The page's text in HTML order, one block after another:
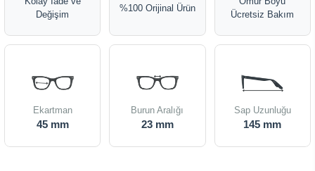
Değişim
%100 Orijinal Ürün
Ücretsiz Bakım
Ekartman
45 mm
Burun Aralığı
23 mm
Sap Uzunluğu
145 mm